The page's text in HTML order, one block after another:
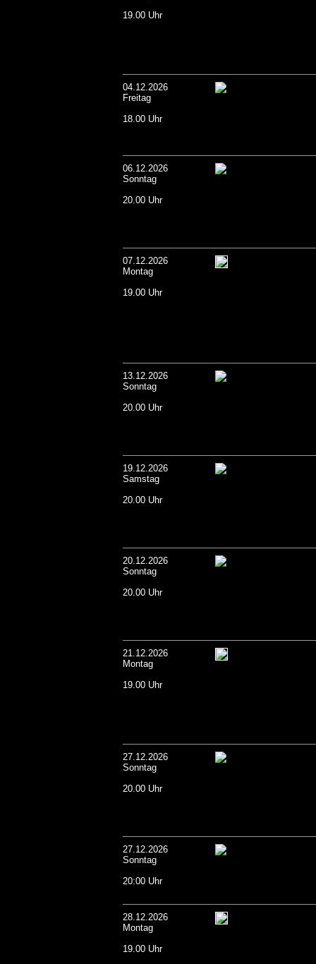
19.00 Uhr
04.12.2026
Freitag
18.00 Uhr
06.12.2026
Sonntag
20.00 Uhr
07.12.2026
Montag
19.00 Uhr
13.12.2026
Sonntag
20.00 Uhr
19.12.2026
Samstag
20.00 Uhr
20.12.2026
Sonntag
20.00 Uhr
21.12.2026
Montag
19.00 Uhr
27.12.2026
Sonntag
20.00 Uhr
27.12.2026
Sonntag
20:00 Uhr
28.12.2026
Montag
19.00 Uhr